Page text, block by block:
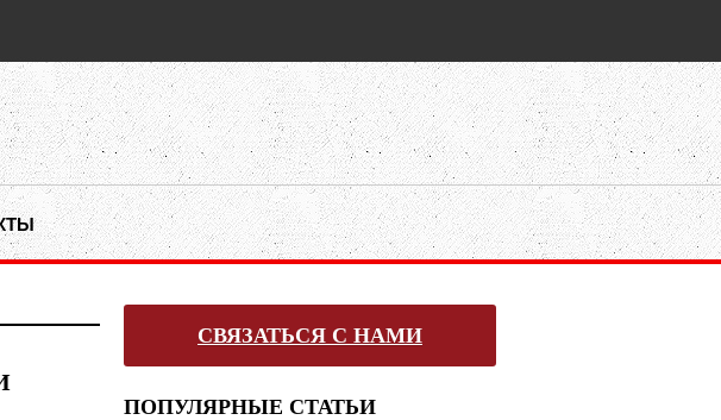
СВЯЗАТЬСЯ С НАМИ
ПОПУЛЯРНЫЕ СТАТЬИ